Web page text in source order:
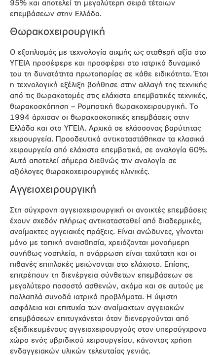
95% και αποτελεί τη μεγαλύτερη σειρά τέτοιων
επεμβάσεων στην Ελλάδα.
Θωρακοχειρουργική
Ο εξοπλισμός με τεχνολογία αιχμής ως σταθερή αξία στο
ΥΓΕΙΑ προσέφερε και προσφέρει στο ιατρικό δυναμικό
του τη δυνατότητα πρωτοπορίας σε κάθε ειδικότητα. Έτσι
η τεχνολογική εξέλιξη βοήθησε στην αλλαγή της τεχνικής
από τις θωρακοτομές στις ελάχιστα επεμβατικές τεχνικές,
θωρακοσκόπηση – Ρομποτική θωρακοχειρουργική. Το
1994 άρχισαν οι θωρακοσκοπικές επεμβάσεις στην
Ελλάδα και στο ΥΓΕΙΑ. Αρχικά σε ελάσσονας βαρύτητας
χειρουργεία. Προοδευτικά αντικαταστάθηκαν τα κλασικά
χειρουργεία από ελάχιστα επεμβατικά, σε αναλογία 60%.
Αυτό αποτελεί σήμερα διεθνώς την αναλογία σε
αξιόλογες θωρακοχειρουργικές κλινικές.
Αγγειοχειρουργική
Στη σύγχρονη αγγειοχειρουργική οι ανοικτές επεμβάσεις
έχουν σχεδόν πλήρως αντικατασταθεί από διαδερμικές,
αναίμακτες αγγειακές πράξεις. Είναι ανώδυνες, γίνονται
μόνο με τοπική αναισθησία, χρειάζονται μονοήμερη
συνήθως νοσηλεία, η ανάρρωση είναι ταχύτατη και οι
πιθανές επιπλοκές μειώνονται στο ελάχιστο. Επίσης,
επιτρέπουν τη διενέργεια σύνθετων επεμβάσεων σε
μεγαλύτερο ποσοστό ασθενών, ακόμα και σε αυτούς με
πολλαπλά συνοδά ιατρικά προβλήματα. Η ύψιστη
ασφάλεια και επιτυχία των αναίμακτων αγγειακών
επεμβάσεων επιτυγχάνεται όταν διενεργούνται από
εξειδικευμένους αγγειοχειρουργούς στον υπερσύγχρονο
χώρο ενός υβριδικού χειρουργείου, κάνοντας χρήση
ενδαγγειακών υλικών τελευταίας γενιάς.